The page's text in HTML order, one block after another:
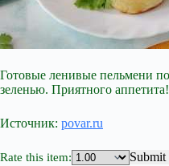
Готовые ленивые пельмени
зеленью. Приятного аппетита!
Источник: povar.ru
Rate this item: